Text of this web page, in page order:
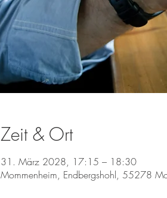
Zeit & Ort
31. März 2028, 17:15 – 18:30
Mommenheim, Endbergshohl, 55278